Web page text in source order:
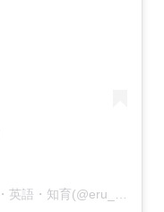
エル3児モンテママの0〜6歳モンテ・英語・知育(@eru_s5p30)がシェアした投稿